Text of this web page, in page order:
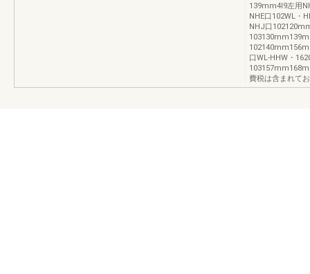
139mm4I9左用
NHE口102WL・
NHJ口
口WL-HHW・
費税は含まれて